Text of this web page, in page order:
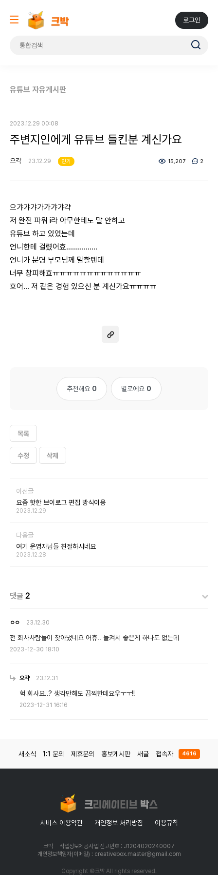
로그인
유튜브 자유게시판
2023.12.29 00:08
주변지인에게 유튜브 들킨분 계신가요
으갹 23.12.29 인기 15,207 2
으갸갸갸가가갸갸갹
저 완전 파워 i라 아무한테도 말 안하고
유튜브 하고 있었는데
언니한테 걸렸어효................
언니가 분명 부모님께 말할텐데
너무 창피해효ㅠㅠㅠㅠㅠㅠㅠㅠㅠㅠㅠㅠㅠ
흐어... 저 같은 경험 있으신 분 계신가요ㅠㅠㅠㅠ
추천해요 0 별로에요 0
목록
수정 삭제
이전글
요즘 핫한 브이로그 편집 방식이용
2023.12.29
다음글
여기 운영자님들 친절하시네요
2023.12.28
댓글 2
ㅇㅇ 23.12.30
전 회사사람들이 찾아냈네요 어휴.. 들켜서 좋은게 하나도 없는데
2023-12-30 18:10
으갹 23.12.31
헉 회사요..? 생각만해도 끔찍한데요우ㅜㅜ!!
2023-12-31 16:16
새소식 1:1 문의 제휴문의 홍보게시판 새글 접속자 4616
서비스 이용약관 개인정보 처리방침 이용규칙
크박
직업정보제공사업 신고번호 : J1204020240007
개인정보책임자(이메일) : creativebox.master@gmail.com
Copyright ©크박 All rights reserved.